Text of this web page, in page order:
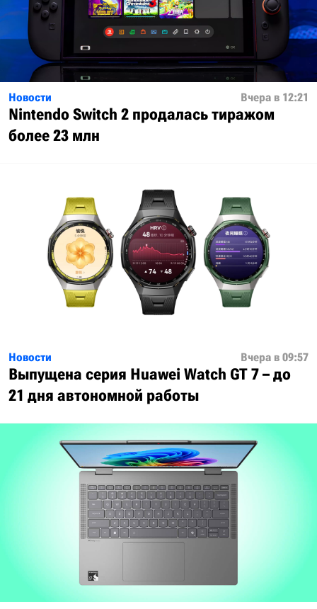
Новости Вчера в 12:21
Nintendo Switch 2 продалась тиражом
более 23 млн
Новости Вчера в 09:57
Выпущена серия Huawei Watch GT 7 – до
21 дня автономной работы